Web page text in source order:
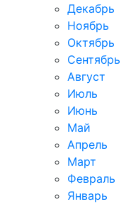
Декабрь
Ноябрь
Октябрь
Сентябрь
Август
Июль
Июнь
Май
Апрель
Март
Февраль
Январь